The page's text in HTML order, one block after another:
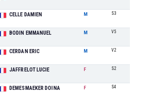
CELLE DAMIEN M S3
BODIN EMMANUEL M V5
CERDAN ERIC M V2
JAFFRELOT LUCIE F S2
DEMESMAEKER DOINA F S4